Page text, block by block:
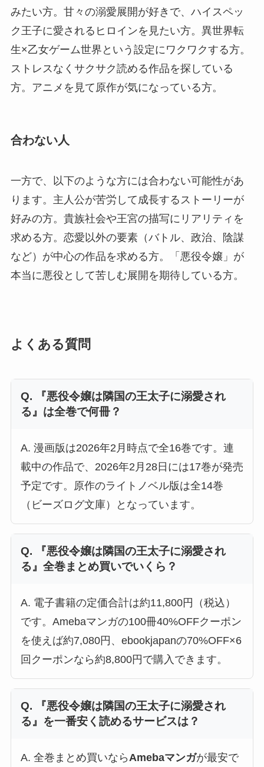
みたい方。甘々の溺愛展開が好きで、ハイスペッ
ク王子に愛されるヒロインを見たい方。異世界転
生×乙女ゲーム世界という設定にワクワクする方。
ストレスなくサクサク読める作品を探している
方。アニメを見て原作が気になっている方。
合わない人
一方で、以下のような方には合わない可能性があ
ります。主人公が苦労して成長するストーリーが
好みの方。貴族社会や王宮の描写にリアリティを
求める方。恋愛以外の要素（バトル、政治、陰謀
など）が中心の作品を求める方。「悪役令嬢」が
本当に悪役として苦しむ展開を期待している方。
よくある質問
Q. 『悪役令嬢は隣国の王太子に溺愛され
る』は全巻で何冊？
A. 漫画版は2026年2月時点で全16巻です。連
載中の作品で、2026年2月28日には17巻が発売
予定です。原作のライトノベル版は全14巻
（ビーズログ文庫）となっています。
Q. 『悪役令嬢は隣国の王太子に溺愛され
る』全巻まとめ買いでいくら？
A. 電子書籍の定価合計は約11,800円（税込）
です。Amebaマンガの100冊40%OFFクーポン
を使えば約7,080円、ebookjapanの70%OFF×6
回クーポンなら約8,800円で購入できます。
Q. 『悪役令嬢は隣国の王太子に溺愛され
る』を一番安く読めるサービスは？
A. 全巻まとめ買いなら Amebaマンガが最安で